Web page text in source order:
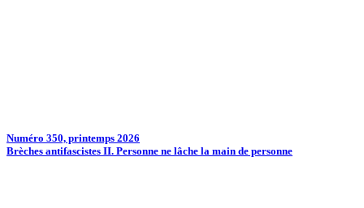
Numéro 350, printemps 2026
Brèches antifascistes II. Personne ne lâche la main de personne